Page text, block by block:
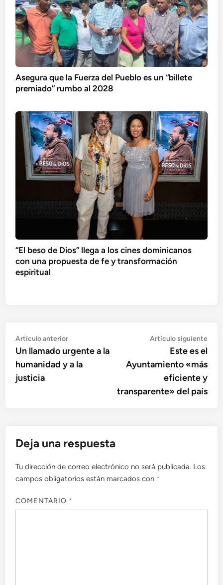
Asegura que la Fuerza del Pueblo es un “billete
premiado” rumbo al 2028
“El beso de Dios” llega a los cines dominicanos
con una propuesta de fe y transformación
espiritual
Navegación
de
entradas
Artículo anteriorArtículo
anterior:
Un llamado urgente a la
humanidad y a la
justicia
Artículo siguiente
Este es el
Ayuntamiento «más
eficiente y
transparente» del país
Deja una respuesta
Tu dirección de correo electrónico no será publicada. Los
campos obligatorios están marcados con *
COMENTARIO *